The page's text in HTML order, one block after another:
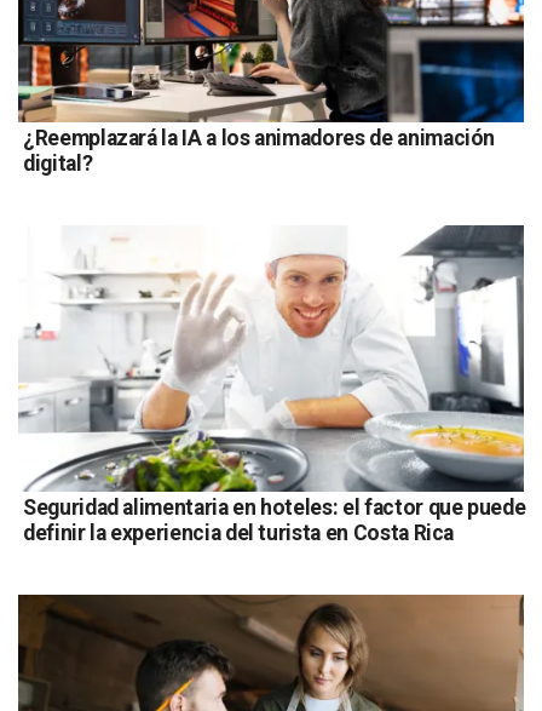
¿Reemplazará la IA a los animadores de animación
digital?
Seguridad alimentaria en hoteles: el factor que puede
definir la experiencia del turista en Costa Rica